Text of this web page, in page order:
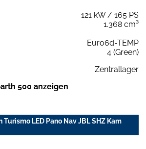
121 kW / 165 PS
1.368 cm³
Euro6d-TEMP
4 (Green)
Zentrallager
500 anzeigen
LED Pano Nav JBL SHZ Kam